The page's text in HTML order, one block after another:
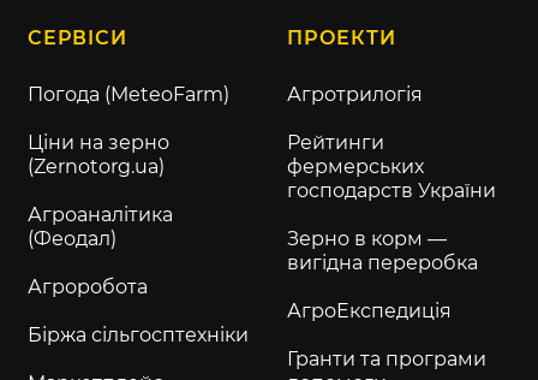
СЕРВІСИ
Погода (MeteoFarm)
Ціни на зерно
(Zernotorg.ua)
Агроаналітика
(Феодал)
Агроробота
Біржа сільгосптехніки
ПРОЕКТИ
Агротрилогія
Рейтинги
фермерських
господарств України
Зерно в корм —
вигідна переробка
АгроЕкспедиція
Гранти та програми